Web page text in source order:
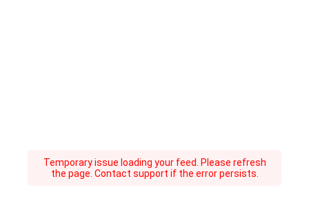
Temporary issue loading your feed. Please refresh
the page. Contact support if the error persists.